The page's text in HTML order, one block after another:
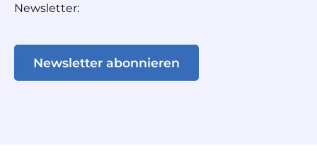
Newsletter:
Newsletter abonnieren